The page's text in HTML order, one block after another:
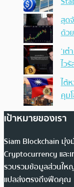
สุด
ด้ว
‘เ
ไว
ไต้
คุม
เป้าหมายของเรา
Siam Blockchain มุ่ง
Cryptocurrency และ
รวบรวมข้อมูลส่วนใหญ่
แปลส่งตรงถึงฟีดคุณ